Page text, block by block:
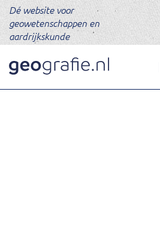
Dé website voor
geowetenschappen en
aardrijkskunde